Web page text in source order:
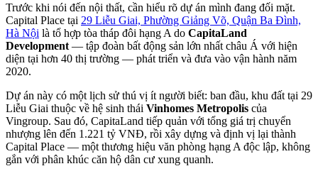
Trước khi nói đến nội thất, cần hiểu rõ dự án mình đang đối mặt.
Capital Place tại 29 Liễu Giai, Phường Giảng Võ, Quận Ba Đình,
Hà Nội là tổ hợp tòa tháp đôi hạng A do CapitaLand
Development — tập đoàn bất động sản lớn nhất châu Á với hiện
diện tại hơn 40 thị trường — phát triển và đưa vào vận hành năm
2020.
Dự án này có một lịch sử thú vị ít người biết: ban đầu, khu đất tại 29
Liễu Giai thuộc về hệ sinh thái Vinhomes Metropolis của
Vingroup. Sau đó, CapitaLand tiếp quản với tổng giá trị chuyển
nhượng lên đến 1.221 tỷ VNĐ, rồi xây dựng và định vị lại thành
Capital Place — một thương hiệu văn phòng hạng A độc lập, không
gắn với phân khúc căn hộ dân cư xung quanh.